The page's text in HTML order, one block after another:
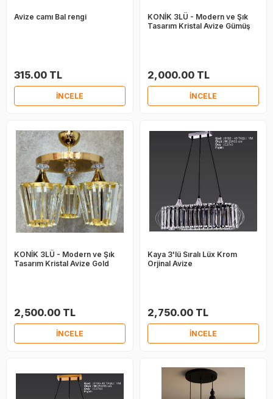
Avize camı Bal rengi
315.00 TL
İNCELE
KONİK 3LÜ - Modern ve Şık
Tasarım Kristal Avize Gümüş
2,000.00 TL
İNCELE
KONİK 3LÜ - Modern ve Şık
Tasarım Kristal Avize Gold
2,500.00 TL
İNCELE
Kaya 3'lü Sıralı Lüx Krom
Orjinal Avize
2,750.00 TL
İNCELE